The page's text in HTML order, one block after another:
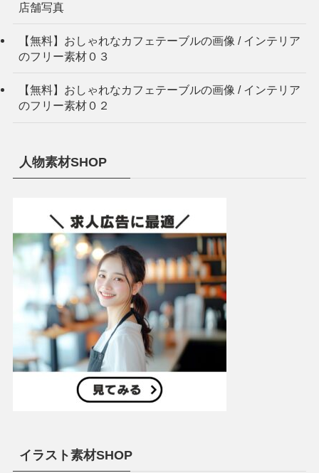
店舗写真
【無料】おしゃれなカフェテーブルの画像 / インテリア
のフリー素材０３
【無料】おしゃれなカフェテーブルの画像 / インテリア
のフリー素材０２
人物素材SHOP
イラスト素材SHOP